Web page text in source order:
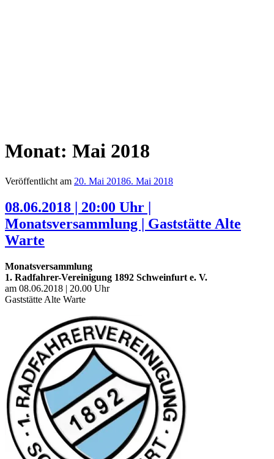
Monat: Mai 2018
Veröffentlicht am 20. Mai 20186. Mai 2018
08.06.2018 | 20:00 Uhr |
Monatsversammlung | Gaststätte Alte
Warte
Monatsversammlung
1. Radfahrer-Vereinigung 1892 Schweinfurt e. V.
am 08.06.2018 | 20.00 Uhr
Gaststätte Alte Warte